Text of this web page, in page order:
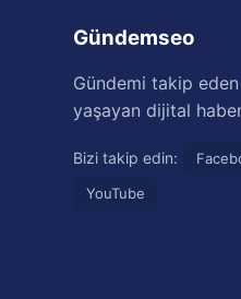
Gündemseo
Gündemi takip
yaşayan dijital
Bizi takip edin:
YouTube